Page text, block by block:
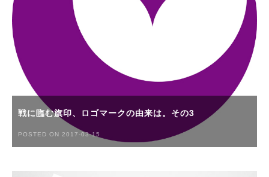
戦に臨む旗印、ロゴマークの由来は。その3
POSTED ON 2017-03-15